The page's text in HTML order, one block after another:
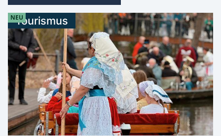
Tourismus
NEU